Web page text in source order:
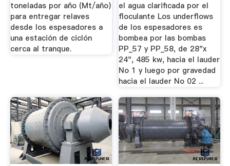
toneladas por año (Mt/año)
para entregar relaves
desde los espesadores a
una estación de ciclón
cerca al tranque.
el agua clarificada por el
floculante Los underflows
de los espesadores es
bombea por las bombas
PP_57 y PP_58, de 28"x
24", 485 kw, hacia el lauder
No 1 y luego por gravedad
hacia el lauder No 02 ...